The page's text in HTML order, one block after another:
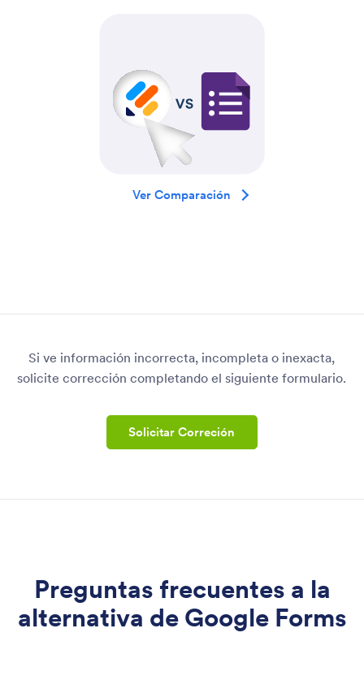
Ver Comparación
Si ve información incorrecta, incompleta o inexacta,
solicite corrección completando el siguiente formulario.
Solicitar Correción
Preguntas frecuentes a la
alternativa de Google Forms